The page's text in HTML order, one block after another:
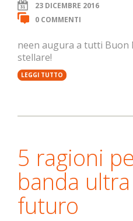
23 DICEMBRE 2016
0 COMMENTI
neen augura a tutti Buon
stellare!
LEGGI TUTTO
5 ragioni
banda
futuro